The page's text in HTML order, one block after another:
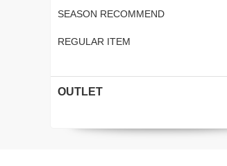
SEASON RECOMMEND
REGULAR ITEM
OUTLET